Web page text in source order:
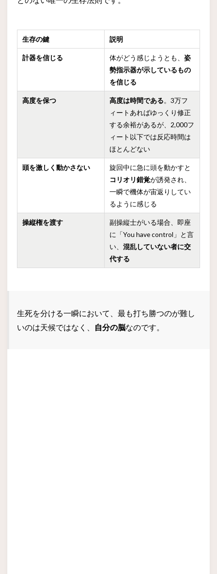
生存の鍵 説明
計器を信じる 体がどう感じようとも、姿
勢指示器が示しているもの
を信じる
高度を保つ 高度は時間である。3万フ
ィートあればゆっくり修正
する余裕があるが、2,000フ
ィート以下では反応時間は
ほとんどない
頭を激しく動かさない
旋回中に急に頭を動かすと
コリオリ錯覚が誘発され、
一瞬で機体が宙返りしてい
るように感じる
操縦権を渡す
副操縦士がいる場合、即座
に「You have control」と言
い、混乱していない者に交
代する
生死を分ける一瞬において、最も打ち勝つのが難し
いのは天候ではなく、
自分の脳なのです。